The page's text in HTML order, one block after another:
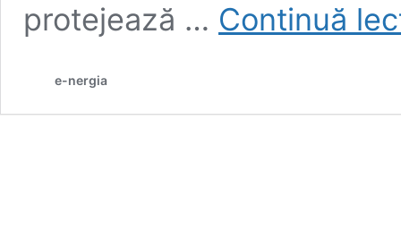
protejează … Continuă
e-nergia